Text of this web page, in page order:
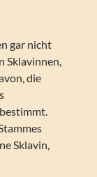
gar nicht
Sklavinnen,
die
Sklavin,